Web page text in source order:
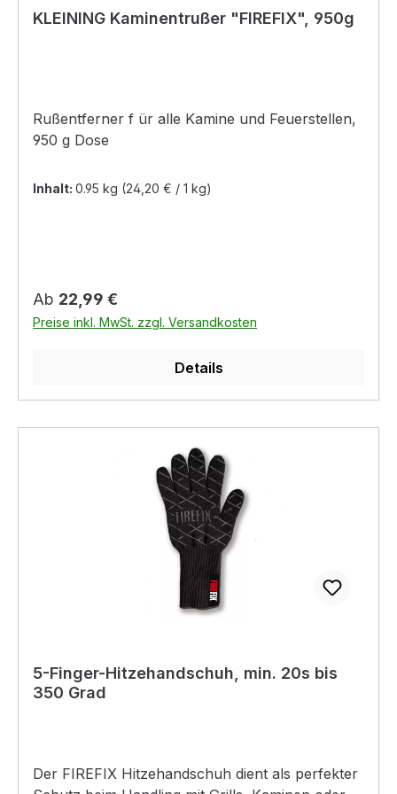
KLEINING Kaminentrußer "FIREFIX", 950g
Rußentferner f ür alle Kamine und Feuerstellen,
950 g Dose
Inhalt: 0.95 kg (24,20 € / 1 kg)
Regulärer Preis:
Ab 22,99 €
Preise inkl. MwSt. zzgl. Versandkosten
Details
5-Finger-Hitzehandschuh, min. 20s bis
350 Grad
Der FIREFIX Hitzehandschuh dient als perfekter